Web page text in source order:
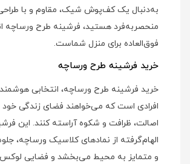
به‌دنبال یک کف‌پوش شیک، مقاوم و با
منحصربه‌فرد هستید، فرشینه طرح ورساچه
فوق‌العاده برای منزل شماست.
خرید فرشینه طرح ورساچه
خرید فرشینه طرح ورساچه، انتخابی
افرادی است که می‌خواهند فضای زندگی خود
اصالت، ظرافت و شکوه آراسته کنند. این
الهام‌گرفته از نمادهای کلاسیک ورساچه،
و متمایز به محیط می‌بخشد و فضایی